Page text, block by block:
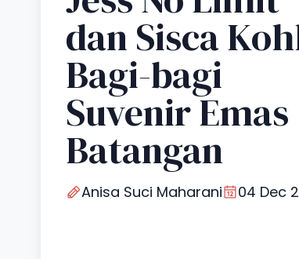
dan Sisca
Bagi-bagi
Suvenir Emas
Batangan
Anisa Suci Maharani 04 Dec